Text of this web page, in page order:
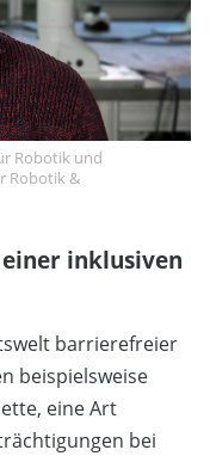
Robotik und
Robotik &
inklusiven
barrierefreier
beispielsweise
eine Art
bei